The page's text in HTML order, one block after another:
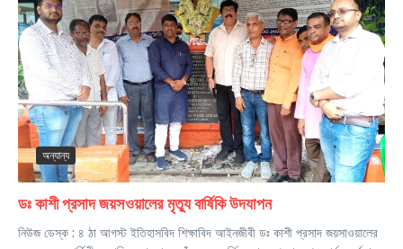
অন্যান্য
ডঃ কাশী প্রসাদ জয়সওয়ালের মৃত্যু বার্ষিকি উদযাপন
নিউজ ডেস্ক : ৪ ঠা আগস্ট ইতিহাসবিদ শিক্ষাবিদ আইনজীবী ডঃ কাশী প্রসাদ জয়সাওয়ালের